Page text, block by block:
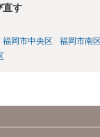
直す
福岡市中央区 福岡市南区